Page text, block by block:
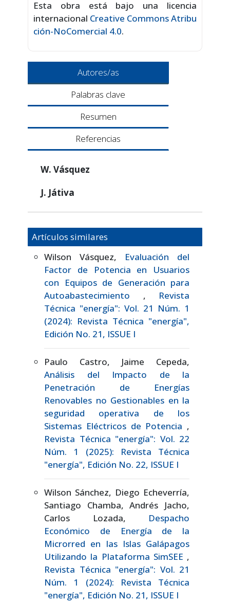
Esta obra está bajo una licencia
internacional Creative Commons Atribu
ción-NoComercial 4.0.
Autores/as
Palabras clave
Resumen
Referencias
W. Vásquez
J. Játiva
Artículos similares
Wilson Vásquez, Evaluación del
Factor de Potencia en Usuarios
con Equipos de Generación para
Autoabastecimiento , Revista
Técnica "energía": Vol. 21 Núm. 1
(2024): Revista Técnica "energía",
Edición No. 21, ISSUE I
Paulo Castro, Jaime Cepeda,
Análisis del Impacto de la
Penetración de Energías
Renovables no Gestionables en la
seguridad operativa de los
Sistemas Eléctricos de Potencia ,
Revista Técnica "energía": Vol. 22
Núm. 1 (2025): Revista Técnica
"energía", Edición No. 22, ISSUE I
Wilson Sánchez, Diego Echeverría,
Santiago Chamba, Andrés Jacho,
Carlos Lozada, Despacho
Económico de Energía de la
Microrred en las Islas Galápagos
Utilizando la Plataforma SimSEE ,
Revista Técnica "energía": Vol. 21
Núm. 1 (2024): Revista Técnica
"energía", Edición No. 21, ISSUE I